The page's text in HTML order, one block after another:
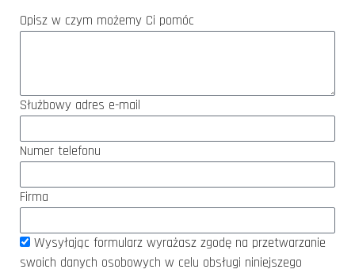
Opisz w czym możemy Ci pomóc
Służbowy adres e-mail
Numer telefonu
Firma
Wysyłając formularz wyrażasz zgodę na przetwarzanie
swoich danych osobowych w celu obsługi niniejszego